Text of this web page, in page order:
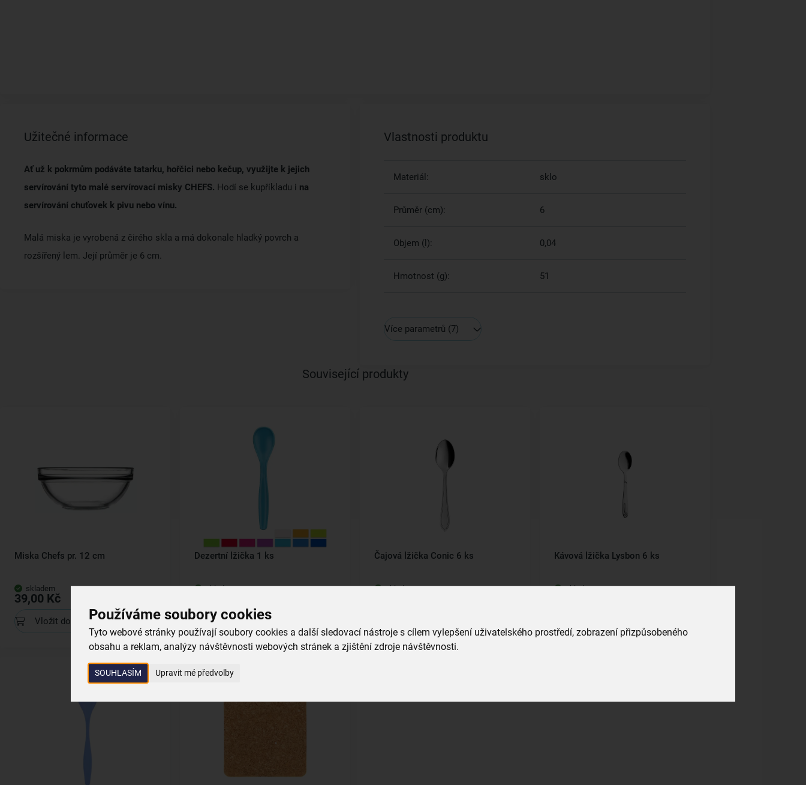
Používáme soubory cookies
Tyto webové stránky používají soubory cookies a další sledovací nástroje s cílem vylepšení uživatelského prostředí, zobrazení přizpůsobeného
obsahu a reklam, analýzy návštěvnosti webových stránek a zjištění zdroje návštěvnosti.
SOUHLASÍM Upravit mé předvolby
Užitečné informace
Ať už k pokrmům podáváte tatarku, hořčici nebo kečup, využijte k jejich
servírování tyto malé servírovací misky CHEFS. Hodí se kupříkladu i na
servírování chuťovek k pivu nebo vínu.
Malá miska je vyrobená z čirého skla a má dokonale hladký povrch a
rozšířený lem. Její průměr je 6 cm.
Vlastnosti produktu
Materiál: sklo
Průměr (cm): 6
Objem (l): 0,04
Hmotnost (g): 51
Více parametrů (7)
Související produkty
Miska Chefs pr. 12 cm
skladem
39,00 Kč
Vložit do košíku
Dezertní lžička 1 ks
skladem
Vložit do košíku
Čajová lžička Conic 6 ks
skladem
Kávová lžička Lysbon 6 ks
skladem